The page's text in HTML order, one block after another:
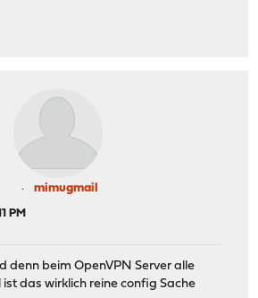
mimugmail
PM
denn beim OpenVPN Server alle
das wirklich reine config Sache